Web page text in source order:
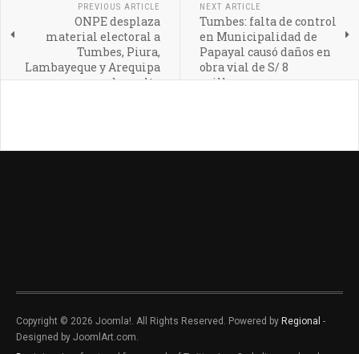
PREVIOUS ARTICLE
ONPE desplaza
material electoral a
Tumbes, Piura,
Lambayeque y Arequipa
para segunda vuelta
NEXT ARTICLE
Tumbes: falta de control
en Municipalidad de
Papayal causó daños en
obra vial de S/ 8
millones
Copyright © 2026 Joomla!. All Rights Reserved. Powered by Regional -
Designed by JoomlArt.com.